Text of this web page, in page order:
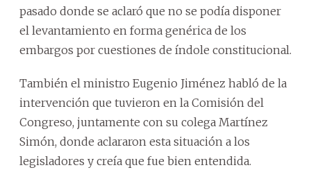
pasado donde se aclaró que no se podía disponer
el levantamiento en forma genérica de los
embargos por cuestiones de índole constitucional.
También el ministro Eugenio Jiménez habló de la
intervención que tuvieron en la Comisión del
Congreso, juntamente con su colega Martínez
Simón, donde aclararon esta situación a los
legisladores y creía que fue bien entendida.